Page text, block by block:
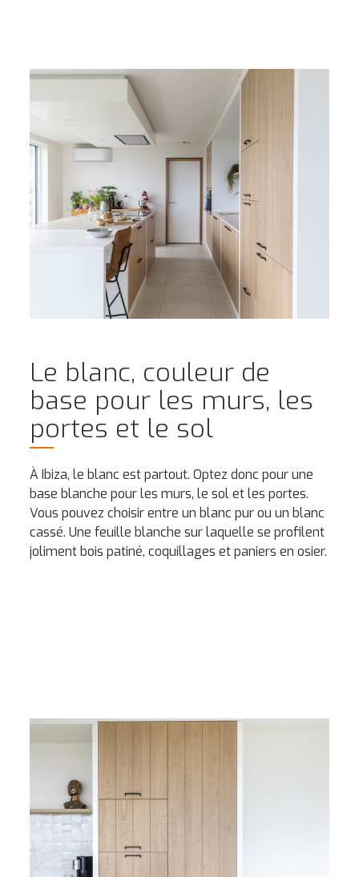
Le blanc, couleur de
base pour les murs, les
portes et le sol
À Ibiza, le blanc est partout. Optez donc pour une
base blanche pour les murs, le sol et les portes.
Vous pouvez choisir entre un blanc pur ou un blanc
cassé. Une feuille blanche sur laquelle se profilent
joliment bois patiné, coquillages et paniers en osier.